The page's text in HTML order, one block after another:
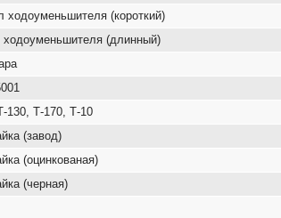
(короткий)
(длинный)
130, Т-170, Т-10
(завод)
(оцинкованая)
(черная)